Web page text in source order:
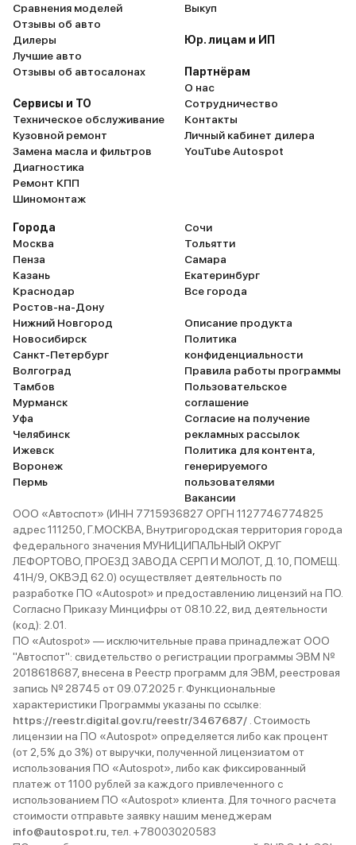
Сравнения моделей
Отзывы об авто
Дилеры
Лучшие авто
Отзывы об автосалонах
Сервисы и ТО
Техническое обслуживание
Кузовной ремонт
Замена масла и фильтров
Диагностика
Ремонт КПП
Шиномонтаж
Выкуп
Юр. лицам и ИП
Партнёрам
О нас
Сотрудничество
Контакты
Личный кабинет дилера
YouTube Autospot
Города
Москва
Пенза
Казань
Краснодар
Ростов-на-Дону
Нижний Новгород
Новосибирск
Санкт-Петербург
Волгоград
Тамбов
Мурманск
Уфа
Челябинск
Ижевск
Воронеж
Пермь
Сочи
Тольятти
Самара
Екатеринбург
Все города
Описание продукта
Политика
конфиденциальности
Правила работы программы
Пользовательское
соглашение
Согласие на получение
рекламных рассылок
Политика для контента,
генерируемого
пользователями
Вакансии
ООО «Автоспот» (ИНН 7715936827 ОРГН 1127746774825
адрес 111250, Г.МОСКВА, Внутригородская территория города
федерального значения МУНИЦИПАЛЬНЫЙ ОКРУГ
ЛЕФОРТОВО, ПРОЕЗД ЗАВОДА СЕРП И МОЛОТ, Д. 10, ПОМЕЩ.
41Н/9, ОКВЭД 62.0) осуществляет деятельность по
разработке ПО «Autospot» и предоставлению лицензий на ПО.
Согласно Приказу Минцифры от 08.10.22, вид деятельности
(код): 2.01.
ПО «Autospot» — исключительные права принадлежат ООО
"Автоспот": свидетельство о регистрации программы ЭВМ №
2018618687, внесена в Реестр программ для ЭВМ, реестровая
запись № 28745 от 09.07.2025 г. Функциональные
характеристики Программы указаны по ссылке:
https://reestr.digital.gov.ru/reestr/3467687/ . Стоимость
лицензии на ПО «Autospot» определяется либо как процент
(от 2,5% до 3%) от выручки, полученной лицензиатом от
использования ПО «Autospot», либо как фиксированный
платеж от 1100 рублей за каждого привлеченного с
использованием ПО «Autospot» клиента. Для точного расчета
стоимости отправьте заявку нашим менеджерам
info@autospot.ru , тел. +78003020583